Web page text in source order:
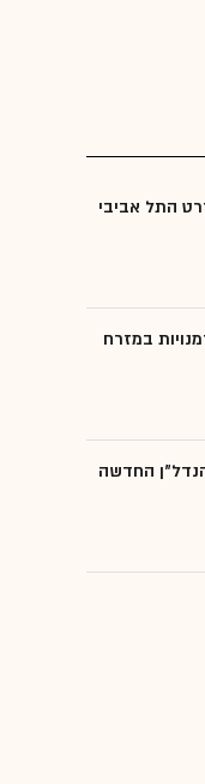
התל אביבי
במזרח
החדשה